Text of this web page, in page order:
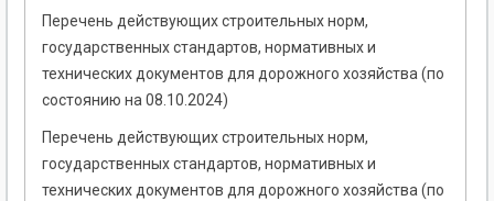
Перечень действующих строительных норм,
государственных стандартов, нормативных и
технических документов для дорожного хозяйства (по
состоянию на 08.10.2024)
Перечень действующих строительных норм,
государственных стандартов, нормативных и
технических документов для дорожного хозяйства (по